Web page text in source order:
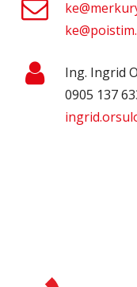
Ing. Ingrid
0905 137